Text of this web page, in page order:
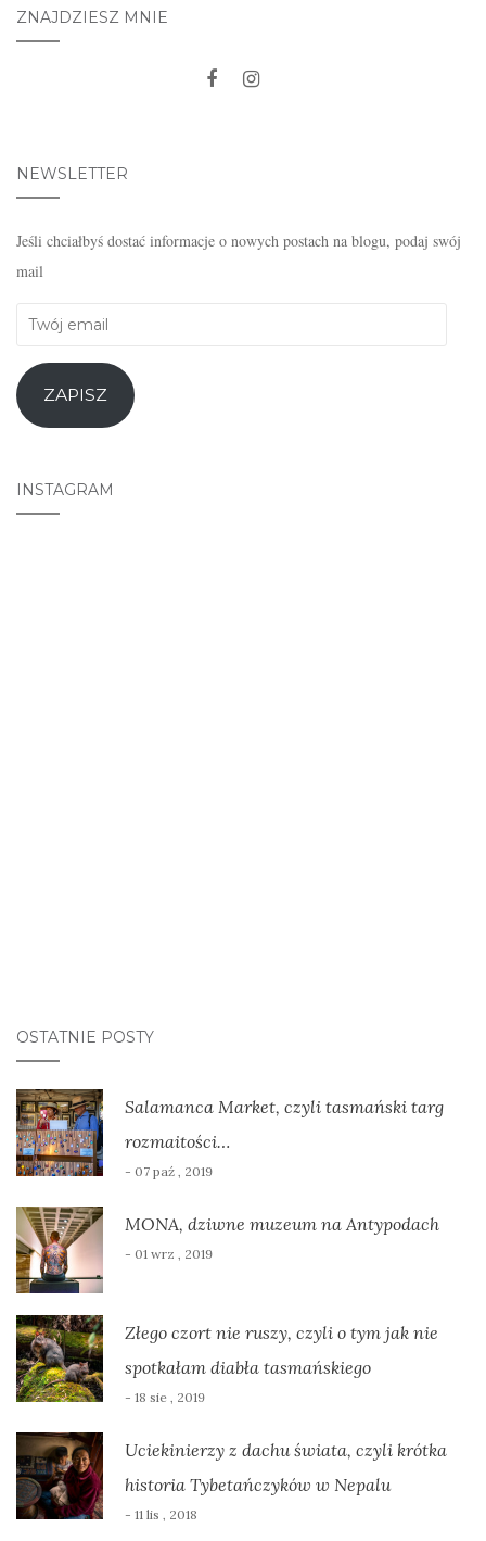
ZNAJDZIESZ MNIE
NEWSLETTER
Jeśli chciałbyś dostać informacje o nowych postach na blogu, podaj swój
mail
Twój
ZAPISZ
INSTAGRAM
OSTATNIE POSTY
Salamanca Market, czyli tasmański targ
rozmaitości…
- 07 paź , 2019
MONA, dziwne muzeum na Antypodach
- 01 wrz , 2019
Złego czort nie ruszy, czyli o tym jak nie
spotkałam diabła tasmańskiego
- 18 sie , 2019
Uciekinierzy z dachu świata, czyli krótka
historia Tybetańczyków w Nepalu
- 11 lis , 2018